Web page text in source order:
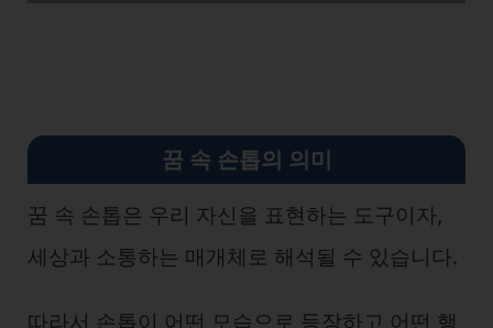
꿈 속 손톱의 의미
꿈 속 손톱은 우리 자신을 표현하는 도구이자,
세상과 소통하는 매개체로 해석될 수 있습니다.
따라서 손톱이 어떤 모습으로 등장하고 어떤 행